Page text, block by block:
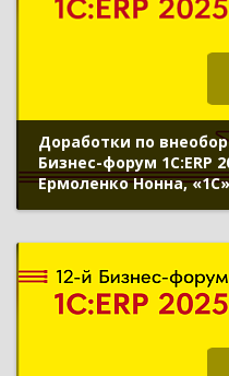
Доработки по
Бизнес-форум 1С:ERP
Ермоленко Нонна,